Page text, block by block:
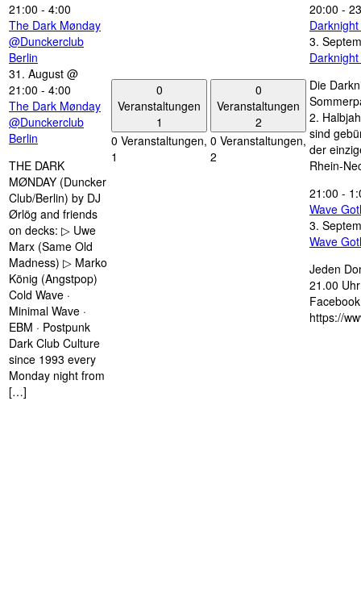
21:00 - 4:00
The Dark Mønday
@Dunckerclub
Berlin
31. August @
21:00 - 4:00
The Dark Mønday
@Dunckerclub
Berlin
THE DARK
MØNDAY (Duncker
Club/Berlin) by DJ
Ørlög and friends
on decks: ▷ Uwe
Marx (Same Old
Madness) ▷ Marko
König (Angstpop)
Cold Wave ·
Minimal Wave ·
EBM · Postpunk
Dark Club Culture
since 1993 every
Monday night from
[…]
0
Veranstaltungen
1
0 Veranstaltungen,
1
0
Veranstaltungen
2
0 Veranstaltungen,
2
20:00 -
3.
Die
2.
sind
der
Rhein-
21:00 -
Wave
3.
Wave
Jeden
21.00
https://